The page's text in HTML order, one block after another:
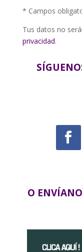
* Campos
Tus datos no
privacidad.
O